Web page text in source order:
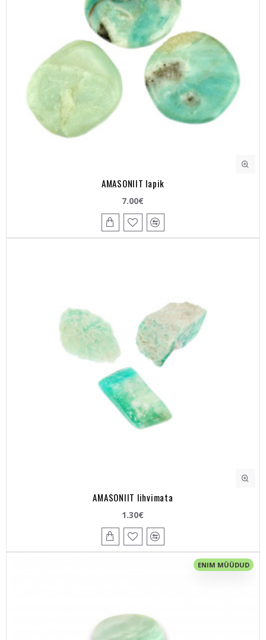
AMASONIIT lapik
7.00€
AMASONIIT lihvimata
1.30€
ENIM MÜÜDUD